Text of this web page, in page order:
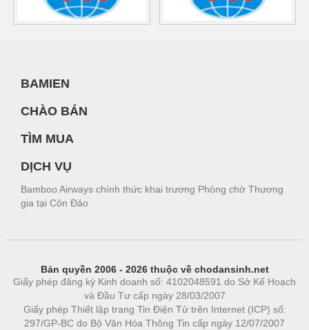
BAMIEN
CHÀO BÁN
TÌM MUA
DỊCH VỤ
Bamboo Airways chính thức khai trương Phòng chờ Thương
gia tại Côn Đảo
Bản quyền 2006 - 2026 thuộc về chodansinh.net
Giấy phép đăng ký Kinh doanh số: 4102048591 do Sở Kế Hoạch
và Đầu Tư cấp ngày 28/03/2007
Giấy phép Thiết lập trang Tin Điện Tử trên Internet (ICP) số:
297/GP-BC do Bộ Văn Hóa Thông Tin cấp ngày 12/07/2007